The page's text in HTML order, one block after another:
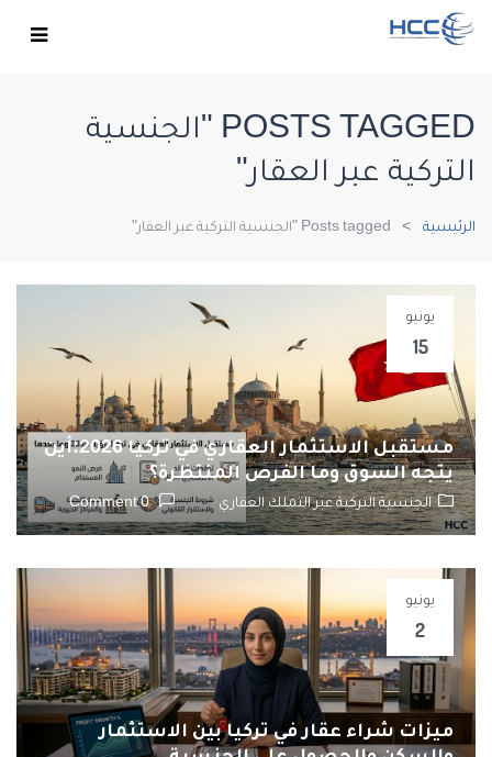
POSTS TAGGED "الجنسية
التركية عبر العقار"
الرئيسية Posts tagged "الجنسية التركية عبر العقار"
يونيو
15
مستقبل الاستثمار العقاري في تركيا 2026:أين
يتجه السوق وما الفرص المنتظرة؟
الجنسية التركية عبر التملك العقاري 0 Comment
يونيو
2
ميزات شراء عقار في تركيا بين الاستثمار